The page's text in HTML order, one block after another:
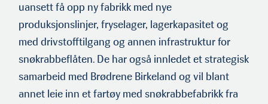
uansett få opp ny fabrikk med nye
produksjonslinjer, fryselager, lagerkapasitet og
med drivstofftilgang og annen infrastruktur for
snøkrabbeflåten. De har også innledet et strategisk
samarbeid med Brødrene Birkeland og vil blant
annet leie inn et fartøy med snøkrabbefabrikk fra